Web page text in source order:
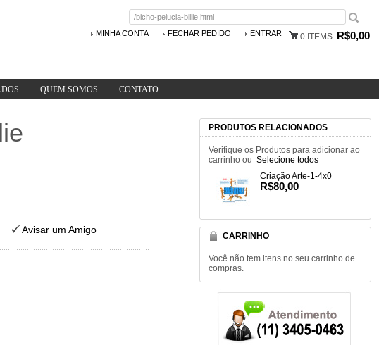
0ITEMS: R$0,00
MINHA CONTA FECHAR PEDIDO ENTRAR
QUEM SOMOS CONTATO
Avisar um Amigo
PRODUTOS RELACIONADOS
Verifique os Produtos para adicionar ao
carrinho ou Selecione todos
Criação Arte-1-4x0
R$80,00
CARRINHO
Você não tem itens no seu carrinho de
compras.